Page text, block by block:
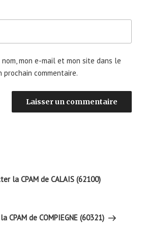
mon e-mail et mon site dans le
prochain commentaire.
la CPAM de CALAIS (62100)
CPAM de COMPIEGNE (60321)